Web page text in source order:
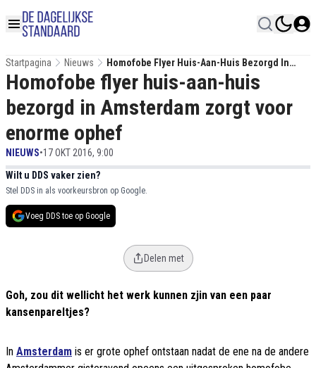
Startpagina Nieuws
Homofobe Flyer Huis-Aan-Huis Bezorgd In
Amsterdam Zorgt Voor Enorme Ophef
Homofobe flyer huis-aan-huis
bezorgd in Amsterdam zorgt voor
enorme ophef
NIEUWS•17 OKT 2016, 9:00
Wilt u DDS vaker zien?
Stel DDS in als voorkeursbron op Google.
Voeg DDS toe op Google
Delen met
Goh, zou dit wellicht het werk kunnen zjin van een paar
kansenpareltjes?
In Amsterdam is er grote ophef ontstaan nadat de ene na de andere